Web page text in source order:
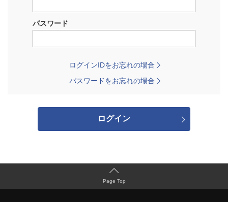
パスワード
ログインIDをお忘れの場合
パスワードをお忘れの場合
ログイン
Page Top